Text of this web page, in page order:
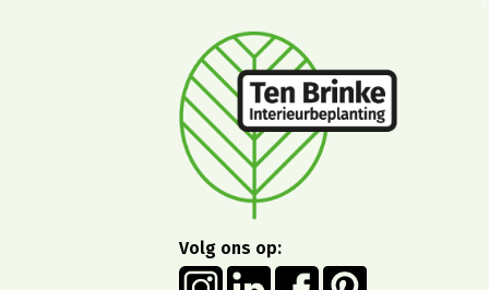
Volg ons op: